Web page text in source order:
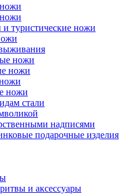
туристические ножи
ножи
ножи
ножи
стали
надписями
подарочные изделия
и аксессуары